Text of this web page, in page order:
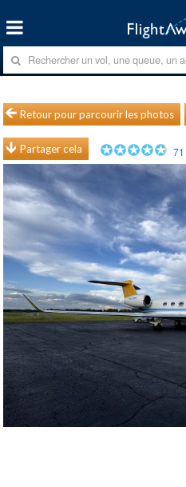
Retour pour parcourir les photos
Partager cela 71